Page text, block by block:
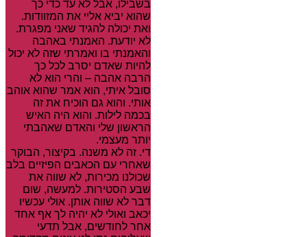
בשבילו, אבל לא עד כדי כך
שהוא יביא אליי את המזוודות.
ואת יכולה להגיד שאני מפגרת.
לא יודעת. האמנתי באהבה
והאמנתי בו ואמרתי שזה לא יכול
להיות שאדם יסרב לכל כך
הרבה אהבה – והרי הוא לא
סובל איתי, הוא אמר שהוא אוהב
אותי. והוא גם הוכיח את זה
בכמה לילות. והוא היה האיש
הראשון שלי והאדם שאהבתי
יותר מעצמי.
די. זה לא משנה. בקיצור, הבוקר
שאחרי עם הכאבים הפיזיים בלב
שכולנו מכירות, לא שווה את
שבע הסטירות. למעשה, שום
דבר לא שווה אותן. אולי עכשיו
יכאב ואולי לא יהיה לך אף אחד
אחר לחודשים, אבל תדעי